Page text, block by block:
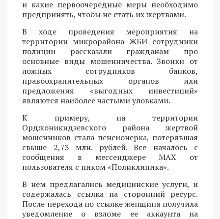
и какие первоочередные меры необходимо
предпринять, чтобы не стать их жертвами.
В ходе проведения мероприятия на
территории микрорайона ЖБИ сотрудники
полиции рассказали гражданам про
основные виды мошенничества. Звонки от
ложных сотрудников банков,
правоохранительных органов или
предложения «выгодных инвестиций»
являются наиболее частыми уловками.
К примеру, на территории
Орджоникидзевского района жертвой
мошенников стала пенсионерка, потерявшая
свыше 2,73 млн. рублей. Все началось с
сообщения в мессенджере MAX от
пользователя с ником «Поликлиника».
В нем предлагались медицинские услуги, и
содержалась ссылка на сторонний ресурс.
После перехода по ссылке женщина получила
уведомление о взломе ее аккаунта на